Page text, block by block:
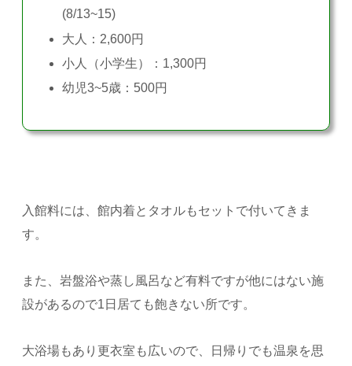
(8/13~15)
大人：2,600円
小人（小学生）：1,300円
幼児3~5歳：500円
入館料には、館内着とタオルもセットで付いてきま
す。
また、岩盤浴や蒸し風呂など有料ですが他にはない施
設があるので1日居ても飽きない所です。
大浴場もあり更衣室も広いので、日帰りでも温泉を思